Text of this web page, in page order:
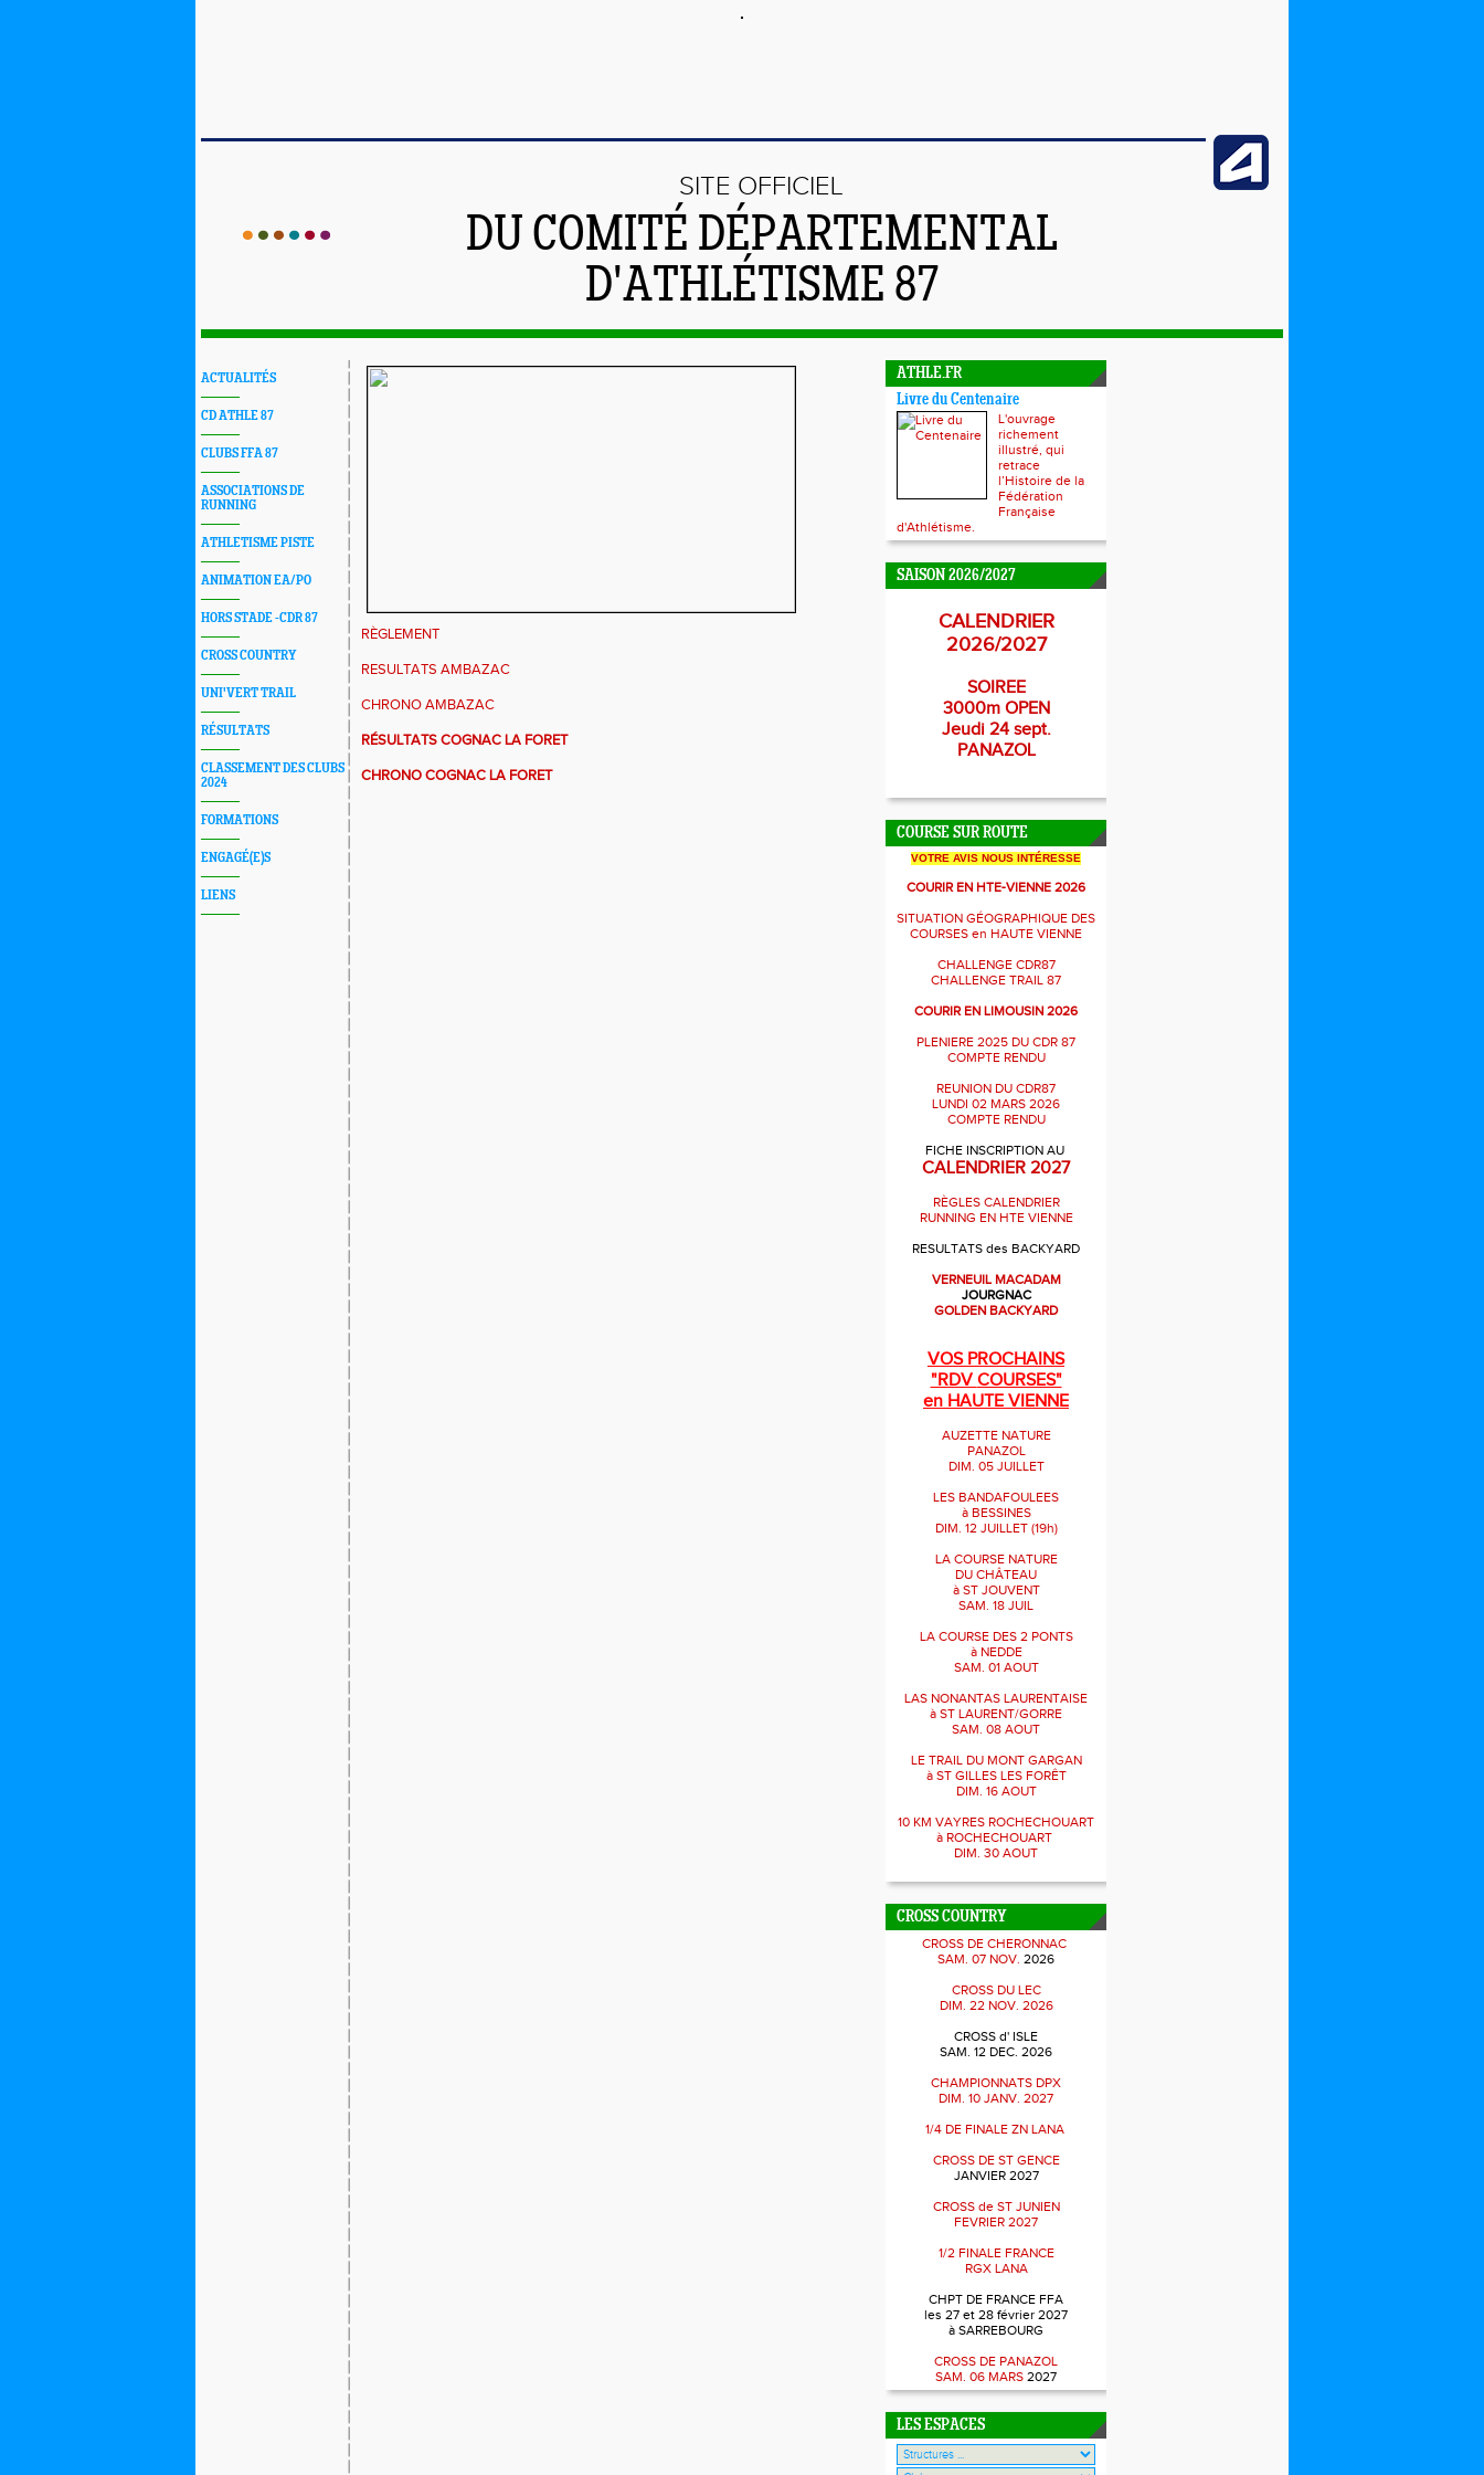
SITE OFFICIEL
DU COMITÉ DÉPARTEMENTAL
D'ATHLÉTISME 87
ACTUALITÉS
CD ATHLE 87
CLUBS FFA 87
ASSOCIATIONS DE
RUNNING
ATHLETISME PISTE
ANIMATION EA/PO
HORS STADE -CDR 87
CROSS COUNTRY
UNI'VERT TRAIL
RÉSULTATS
CLASSEMENT DES CLUBS
2024
FORMATIONS
ENGAGÉ(E)S
LIENS
RÈGLEMENT
RESULTATS AMBAZAC
CHRONO AMBAZAC
RÉSULTATS COGNAC LA FORET
CHRONO COGNAC LA FORET
ATHLE.FR
Livre du Centenaire
L'ouvrage
richement
illustré, qui
retrace
l’Histoire de la
Fédération
Française
d'Athlétisme.
SAISON 2026/2027
CALENDRIER
2026/2027
SOIREE
3000m OPEN
Jeudi 24 sept.
PANAZOL
COURSE SUR ROUTE
VOTRE AVIS NOUS INTÉRESSE
COURIR EN HTE-VIENNE 2026
SITUATION GÉOGRAPHIQUE DES
COURSES en HAUTE VIENNE
CHALLENGE CDR87
CHALLENGE TRAIL 87
COURIR EN LIMOUSIN 2026
PLENIERE 2025 DU CDR 87
COMPTE RENDU
REUNION DU CDR87
LUNDI 02 MARS 2026
COMPTE RENDU
FICHE INSCRIPTION AU
CALENDRIER 2027
RÈGLES CALENDRIER
RUNNING EN HTE VIENNE
RESULTATS des BACKYARD
VERNEUIL MACADAM
JOURGNAC
GOLDEN BACKYARD
VOS PROCHAINS
"RDV COURSES"
en HAUTE VIENNE
AUZETTE NATURE
PANAZOL
DIM. 05 JUILLET
LES BANDAFOULEES
à BESSINES
DIM. 12 JUILLET (19h)
LA COURSE NATURE
DU CHÂTEAU
à ST JOUVENT
SAM. 18 JUIL
LA COURSE DES 2 PONTS
à NEDDE
SAM. 01 AOUT
LAS NONANTAS LAURENTAISE
à ST LAURENT/GORRE
SAM. 08 AOUT
LE TRAIL DU MONT GARGAN
à ST GILLES LES FORÊT
DIM. 16 AOUT
10 KM VAYRES ROCHECHOUART
à ROCHECHOUART
DIM. 30 AOUT
CROSS COUNTRY
CROSS DE CHERONNAC
SAM. 07 NOV. 2026
CROSS DU LEC
DIM. 22 NOV. 2026
CROSS d' ISLE
SAM. 12 DEC. 2026
CHAMPIONNATS DPX
DIM. 10 JANV. 2027
1/4 DE FINALE ZN LANA
CROSS DE ST GENCE
JANVIER 2027
CROSS de ST JUNIEN
FEVRIER 2027
1/2 FINALE FRANCE
RGX LANA
CHPT DE FRANCE FFA
les 27 et 28 février 2027
à SARREBOURG
CROSS DE PANAZOL
SAM. 06 MARS 2027
LES ESPACES